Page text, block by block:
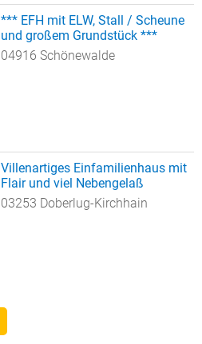
*** EFH mit ELW, Stall / Scheune
und großem Grundstück ***
04916 Schönewalde
Villenartiges Einfamilienhaus mit
Flair und viel Nebengelaß
03253 Doberlug-Kirchhain